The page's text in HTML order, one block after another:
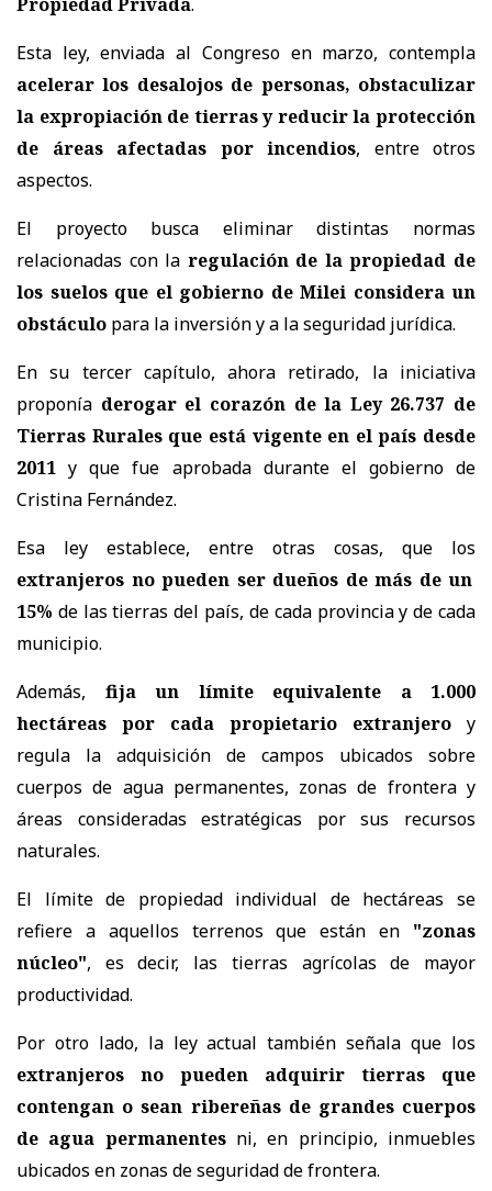
Esta ley, enviada al Congreso en marzo, contempla
acelerar los desalojos de personas, obstaculizar
la expropiación de tierras y reducir la protección
de áreas afectadas por incendios, entre otros
aspectos.
El proyecto busca eliminar distintas normas
relacionadas con la regulación de la propiedad de
los suelos que el gobierno de Milei considera un
obstáculo para la inversión y a la seguridad jurídica.
En su tercer capítulo, ahora retirado, la iniciativa
proponía derogar el corazón de la Ley 26.737 de
Tierras Rurales que está vigente en el país desde
2011 y que fue aprobada durante el gobierno de
Cristina Fernández.
Esa ley establece, entre otras cosas, que los
extranjeros no pueden ser dueños de más de un
15% de las tierras del país, de cada provincia y de cada
municipio.
Además, fija un límite equivalente a 1.000
hectáreas por cada propietario extranjero y
regula la adquisición de campos ubicados sobre
cuerpos de agua permanentes, zonas de frontera y
áreas consideradas estratégicas por sus recursos
naturales.
El límite de propiedad individual de hectáreas se
refiere a aquellos terrenos que están en "zonas
núcleo", es decir, las tierras agrícolas de mayor
productividad.
Por otro lado, la ley actual también señala que los
extranjeros no pueden adquirir tierras que
contengan o sean ribereñas de grandes cuerpos
de agua permanentesni, en principio, inmuebles
ubicados en zonas de seguridad de frontera.